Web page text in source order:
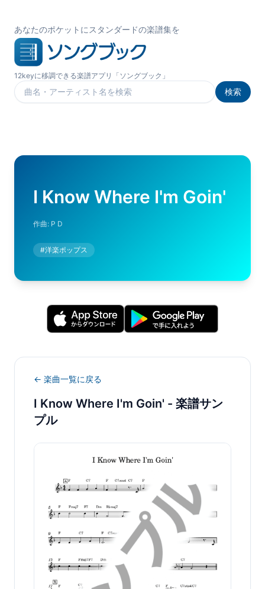
あなたのポケットにスタンダードの楽譜集を
12keyに移調できる楽譜アプリ「ソングブック」
楽曲を検索
検索
I Know Where I'm Goin'
作曲: P D
#洋楽ポップス
← 楽曲一覧に戻る
I Know Where I'm Goin' - 楽譜サン
プル